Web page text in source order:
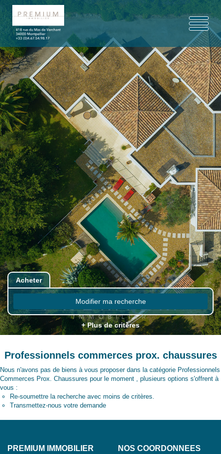
Acheter
Modifier ma recherche
+ Plus de critères
Professionnels commerces prox. chaussures
Nous n'avons pas de biens à vous proposer dans la catégorie Professionnels
Commerces Prox. Chaussures pour le moment , plusieurs options s'offrent à
vous :
Re-soumettre la recherche avec moins de critères.
Transmettez-nous votre demande
PREMIUM IMMOBILIER NOS COORDONNÉES